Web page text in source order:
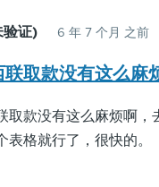
验证) 6 年 7 个月 之前
联取款没有这么麻
取款没有这么麻烦啊，
表格就行了，很快的。